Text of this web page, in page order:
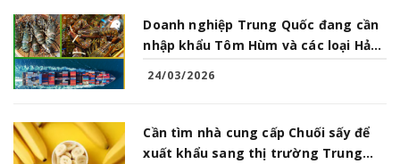
Doanh nghiệp Trung Quốc đang cần
nhập khẩu Tôm Hùm và các loại Hải
24/03/2026
Cần tìm nhà cung cấp Chuối sấy để
xuất khẩu sang thị trường Trung